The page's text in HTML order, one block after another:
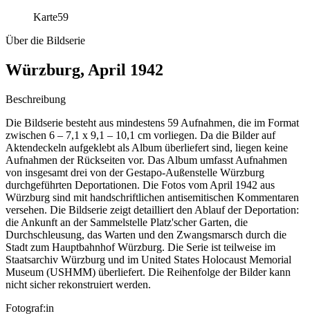
Karte59
Über die Bildserie
Würzburg, April 1942
Beschreibung
Die Bildserie besteht aus mindestens 59 Aufnahmen, die im Format
zwischen 6 – 7,1 x 9,1 – 10,1 cm vorliegen. Da die Bilder auf
Aktendeckeln aufgeklebt als Album überliefert sind, liegen keine
Aufnahmen der Rückseiten vor. Das Album umfasst Aufnahmen
von insgesamt drei von der Gestapo-Außenstelle Würzburg
durchgeführten Deportationen. Die Fotos vom April 1942 aus
Würzburg sind mit handschriftlichen antisemitischen Kommentaren
versehen. Die Bildserie zeigt detailliert den Ablauf der Deportation:
die Ankunft an der Sammelstelle Platz'scher Garten, die
Durchschleusung, das Warten und den Zwangsmarsch durch die
Stadt zum Hauptbahnhof Würzburg. Die Serie ist teilweise im
Staatsarchiv Würzburg und im United States Holocaust Memorial
Museum (USHMM) überliefert. Die Reihenfolge der Bilder kann
nicht sicher rekonstruiert werden.
Fotograf:in